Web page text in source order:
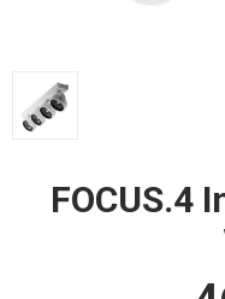
FOCUS.4